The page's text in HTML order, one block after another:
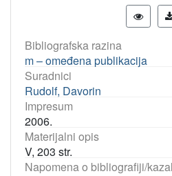
Bibliografska razina
m – omeđena publikacija
Suradnici
Rudolf, Davorin
Impresum
2006.
Materijalni opis
V, 203 str.
Napomena o bibliografiji/